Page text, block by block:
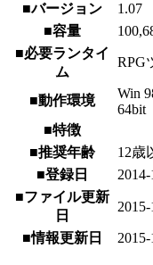
■バージョン
1.07
■容量
■必要ランタイ
ム
RPG
■動作環境
Win
64bit
■特徴
■推奨年齢
12歳
■登録日
■ファイル更新
日
■情報更新日